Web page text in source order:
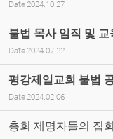
Date 2024.10.27
불법 목사 임직 및
Date 2024.07.22
평강제일교회 불법
Date 2024.02.06
총회 제명자들의 집